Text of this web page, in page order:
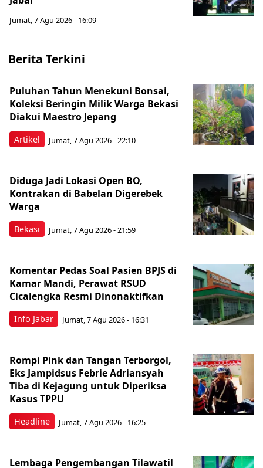
Jumat, 7 Agu 2026 - 16:09
Berita Terkini
Artikel
Puluhan Tahun Menekuni Bonsai,
Koleksi Beringin Milik Warga Bekasi
Diakui Maestro Jepang
Jumat, 7 Agu 2026 - 22:10
Bekasi
Diduga Jadi Lokasi Open BO,
Kontrakan di Babelan Digerebek
Warga
Jumat, 7 Agu 2026 - 21:59
Info Jabar
Komentar Pedas Soal Pasien BPJS di
Kamar Mandi, Perawat RSUD
Cicalengka Resmi Dinonaktifkan
Jumat, 7 Agu 2026 - 16:31
Headline
Rompi Pink dan Tangan Terborgol,
Eks Jampidsus Febrie Adriansyah
Tiba di Kejagung untuk Diperiksa
Kasus TPPU
Jumat, 7 Agu 2026 - 16:25
Lembaga Pengembangan Tilawatil